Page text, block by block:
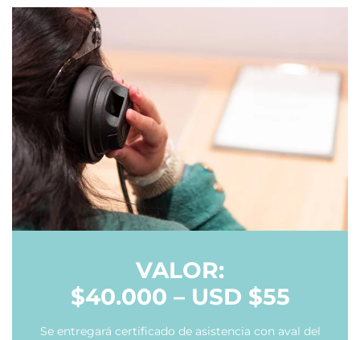
VALOR:
$40.000 – USD $55
Se entregará certificado de asistencia con aval del